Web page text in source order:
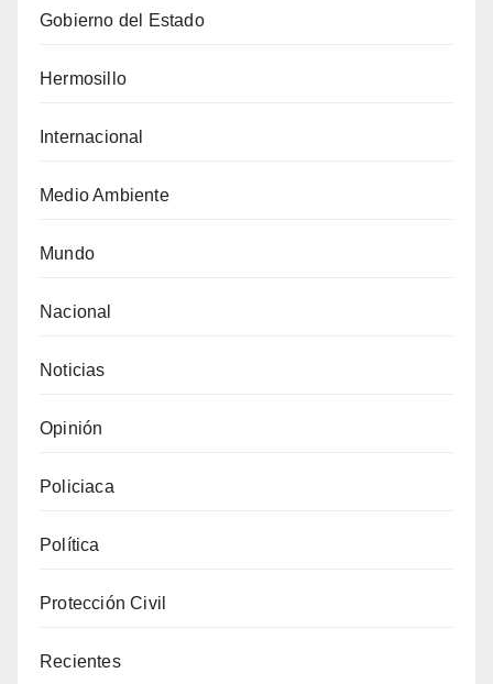
Gobierno del Estado
Hermosillo
Internacional
Medio Ambiente
Mundo
Nacional
Noticias
Opinión
Policiaca
Política
Protección Civil
Recientes